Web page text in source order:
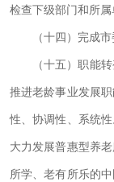
检查下级部门和所
（十四）完成
（十五）职能
推进老龄事业发展
性、协调性、系统
大力发展普惠型养
所学、老有所乐的